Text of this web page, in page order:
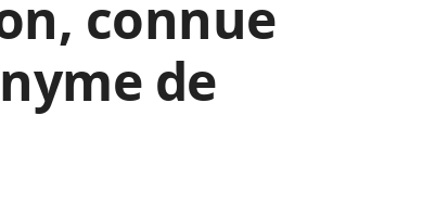
connue
de